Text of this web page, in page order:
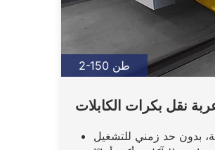
2-150 طن
بدون حد زمني للتشغيل